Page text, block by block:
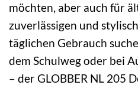
möchten, aber auch für
zuverlässigen und
täglichen Gebrauch
dem Schulweg oder bei
– der GLOBBER NL 205